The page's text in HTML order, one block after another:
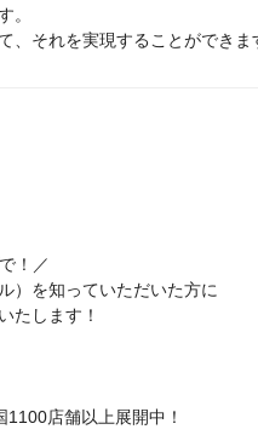
。
、それを実現することができま
！／
）を知っていただいた方に
たします！
店舗以上展開中！